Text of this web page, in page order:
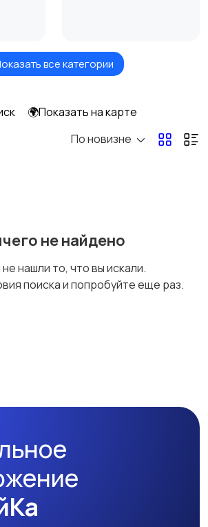
Домашняя одежда
все категории
🌍Показать на карте
По новизне
не найдено
нашли то, что вы искали.
поиска и попробуйте еще раз.